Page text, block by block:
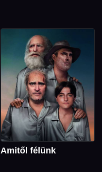
Amitől félünk